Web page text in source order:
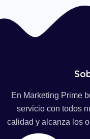
En Marketing Prime
servicio con todos
calidad y alcanza los